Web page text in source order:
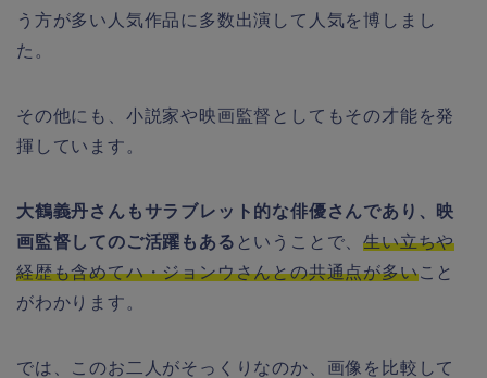
う方が多い人気作品に多数出演して人気を博しまし
た。
その他にも、小説家や映画監督としてもその才能を発
揮しています。
大鶴義丹さんもサラブレット的な俳優さんであり、映
画監督してのご活躍もある ということで、生い立ちや
経歴も含めてハ・ジョンウさんとの共通点が多いこと
がわかります。
では、このお二人がそっくりなのか、画像を比較して